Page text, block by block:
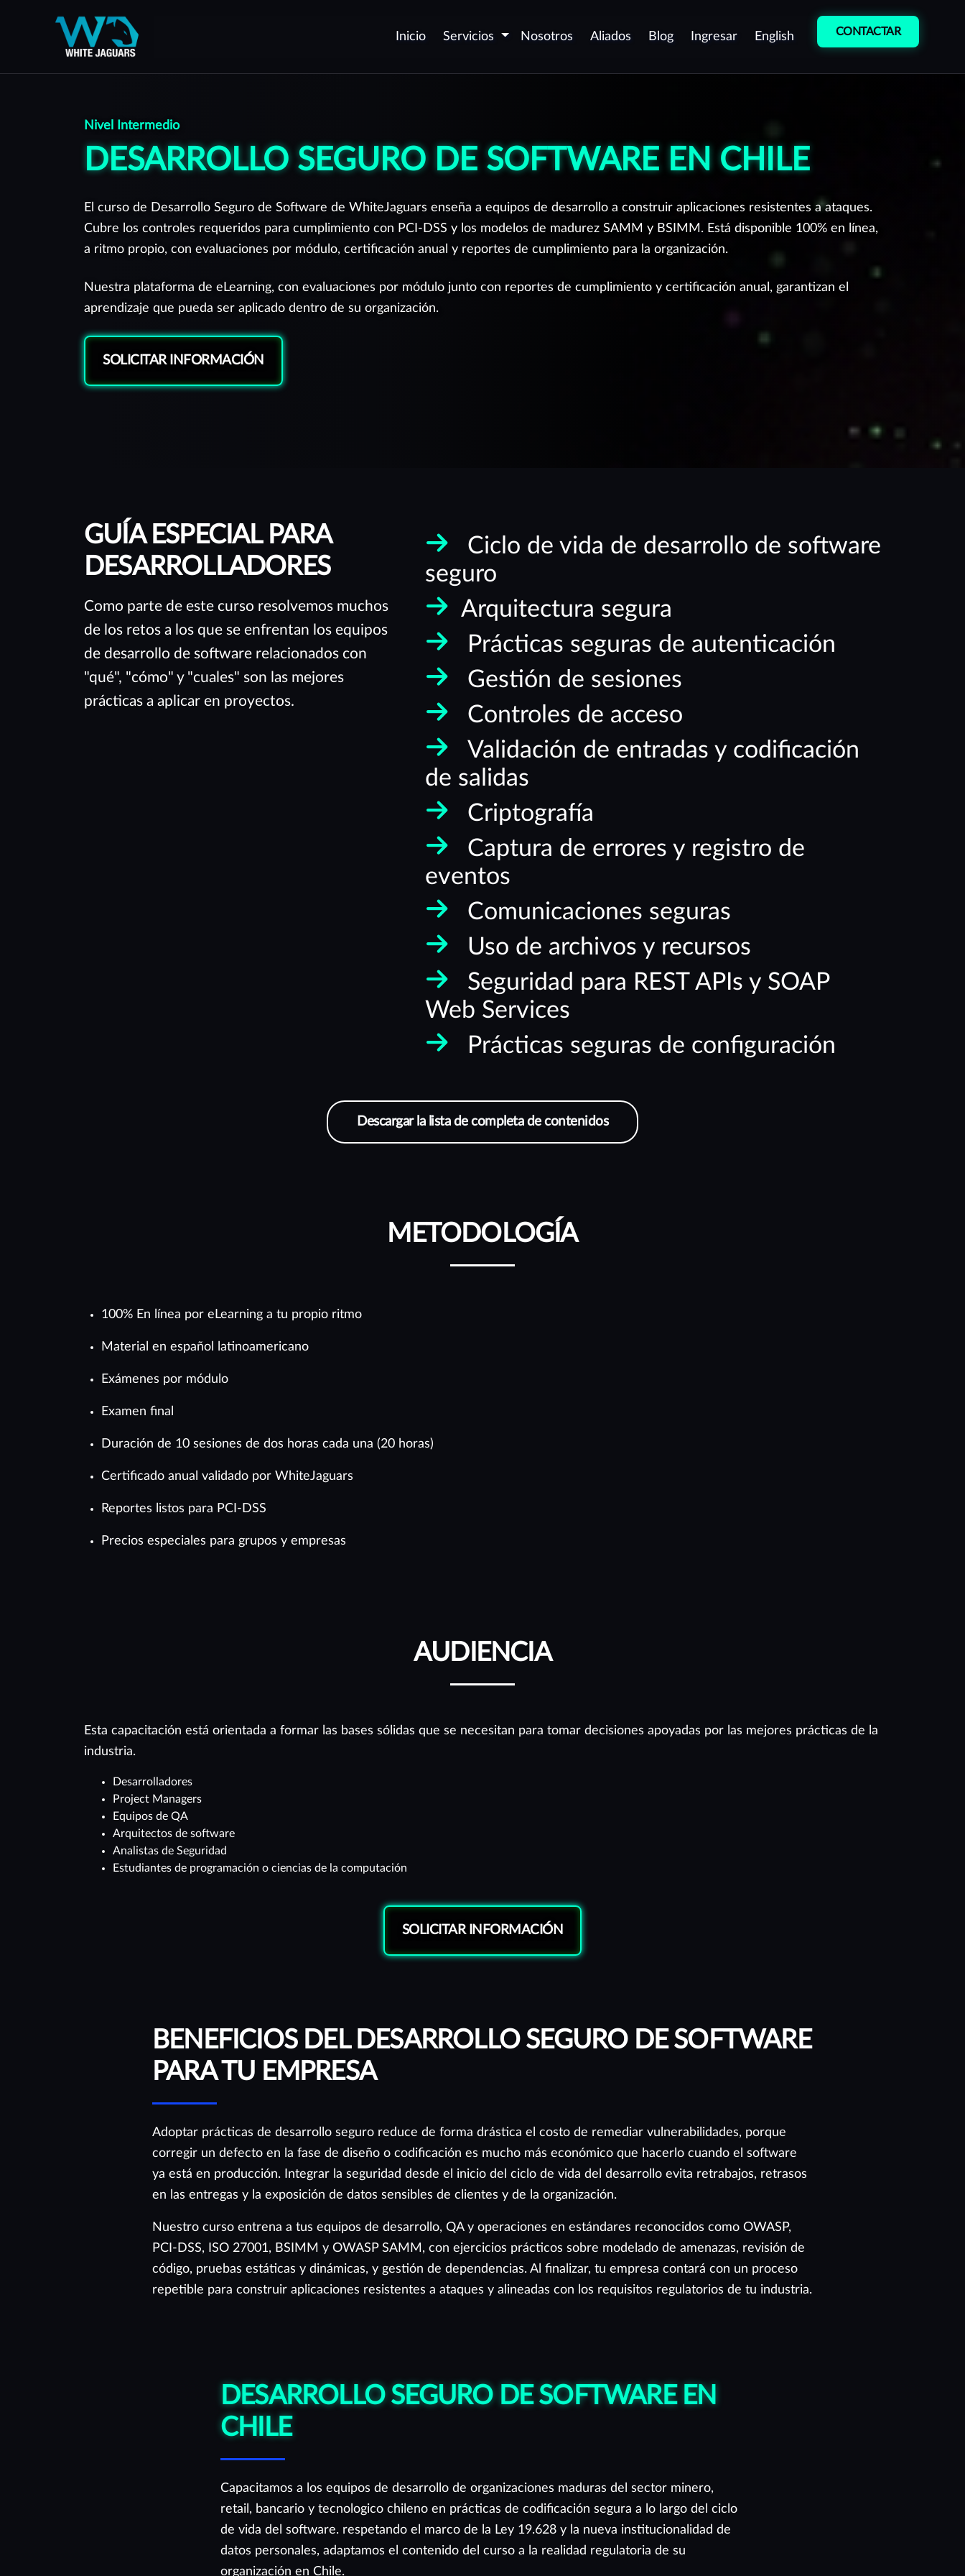
Inicio Servicios
Todos nuestros servicios son gestionados desde una plataforma
Certificación de
aplicaciones Web y Móvil
seguridad DevSecOps
Desarrollo Seguro de
Software
Corrección de
continuo (PTaaS)
Operaciones de equipo rojo
(Red team)
Nosotros Aliados Blog Ingresar English CONTACTAR
Nivel Intermedio
DESARROLLO SEGURO DE SOFTWARE EN CHILE
El curso de Desarrollo Seguro de Software de WhiteJaguars enseña a equipos de desarrollo a construir aplicaciones resistentes a ataques.
Cubre los controles requeridos para cumplimiento con PCI-DSS y los modelos de madurez SAMM y BSIMM. Está disponible 100% en línea,
a ritmo propio, con evaluaciones por módulo, certificación anual y reportes de cumplimiento para la organización.
Nuestra plataforma de eLearning, con evaluaciones por módulo junto con reportes de cumplimiento y certificación anual, garantizan el
aprendizaje que pueda ser aplicado dentro de su organización.
SOLICITAR INFORMACIÓN
GUÍA ESPECIAL PARA
DESARROLLADORES
Como parte de este curso resolvemos muchos
de los retos a los que se enfrentan los equipos
de desarrollo de software relacionados con
"qué", "cómo" y "cuales" son las mejores
prácticas a aplicar en proyectos.
Ciclo de vida de desarrollo de software
seguro
Arquitectura segura
Prácticas seguras de autenticación
Gestión de sesiones
Controles de acceso
Validación de entradas y codificación
de salidas
Criptografía
Captura de errores y registro de
eventos
Comunicaciones seguras
Uso de archivos y recursos
Seguridad para REST APIs y SOAP
Web Services
Prácticas seguras de configuración
Descargar la lista de completa de contenidos
METODOLOGÍA
100% En línea por eLearning a tu propio ritmo
Material en español latinoamericano
Exámenes por módulo
Examen final
Duración de 10 sesiones de dos horas cada una (20 horas)
Certificado anual validado por WhiteJaguars
Reportes listos para PCI-DSS
Precios especiales para grupos y empresas
AUDIENCIA
Esta capacitación está orientada a formar las bases sólidas que se necesitan para tomar decisiones apoyadas por las mejores prácticas de la
industria.
Desarrolladores
Project Managers
Equipos de QA
Arquitectos de software
Analistas de Seguridad
Estudiantes de programación o ciencias de la computación
SOLICITAR INFORMACIÓN
BENEFICIOS DEL DESARROLLO SEGURO DE SOFTWARE
PARA TU EMPRESA
Adoptar prácticas de desarrollo seguro reduce de forma drástica el costo de remediar vulnerabilidades, porque
corregir un defecto en la fase de diseño o codificación es mucho más económico que hacerlo cuando el software
ya está en producción. Integrar la seguridad desde el inicio del ciclo de vida del desarrollo evita retrabajos, retrasos
en las entregas y la exposición de datos sensibles de clientes y de la organización.
Nuestro curso entrena a tus equipos de desarrollo, QA y operaciones en estándares reconocidos como OWASP,
PCI-DSS, ISO 27001, BSIMM y OWASP SAMM, con ejercicios prácticos sobre modelado de amenazas, revisión de
código, pruebas estáticas y dinámicas, y gestión de dependencias. Al finalizar, tu empresa contará con un proceso
repetible para construir aplicaciones resistentes a ataques y alineadas con los requisitos regulatorios de tu industria.
DESARROLLO SEGURO DE SOFTWARE EN
CHILE
Capacitamos a los equipos de desarrollo de organizaciones maduras del sector minero,
retail, bancario y tecnologico chileno en prácticas de codificación segura a lo largo del ciclo
de vida del software. respetando el marco de la Ley 19.628 y la nueva institucionalidad de
datos personales, adaptamos el contenido del curso a la realidad regulatoria de su
organización en Chile.